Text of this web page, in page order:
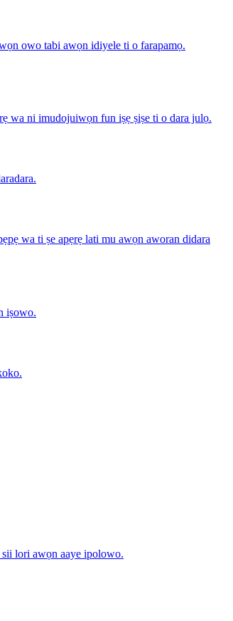
owo tabi awọn idiyele ti o farapamọ.
wa ni imudojuiwọn fun iṣẹ ṣiṣe ti o dara julọ.
wa ti ṣe apẹrẹ lati mu awọn aworan didara
iṣowo.
lori awọn aaye ipolowo.